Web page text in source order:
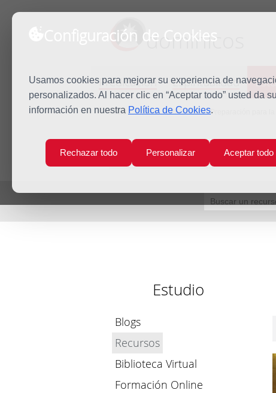
Configuración de Cookies
Usamos cookies para mejorar su experiencia de
personalizados. Al hacer clic en “Aceptar todo” usted da
información en nuestra Política de Cookies.
Rechazar todo Personalizar Aceptar todo
dominicos
Predicación Espiritualidad
Inicio Estudio Recursos Preparación para la
Estudio
Blogs
Recursos
Biblioteca Virtual
Formación Online